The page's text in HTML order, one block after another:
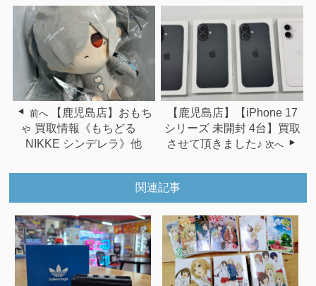
前へ
【鹿児島店】おもち
ゃ 買取情報《もちどる
NIKKE シンデレラ》他
【鹿児島店】【iPhone 17
シリーズ 未開封 4台】買取
させて頂きました♪ 次へ
関連記事